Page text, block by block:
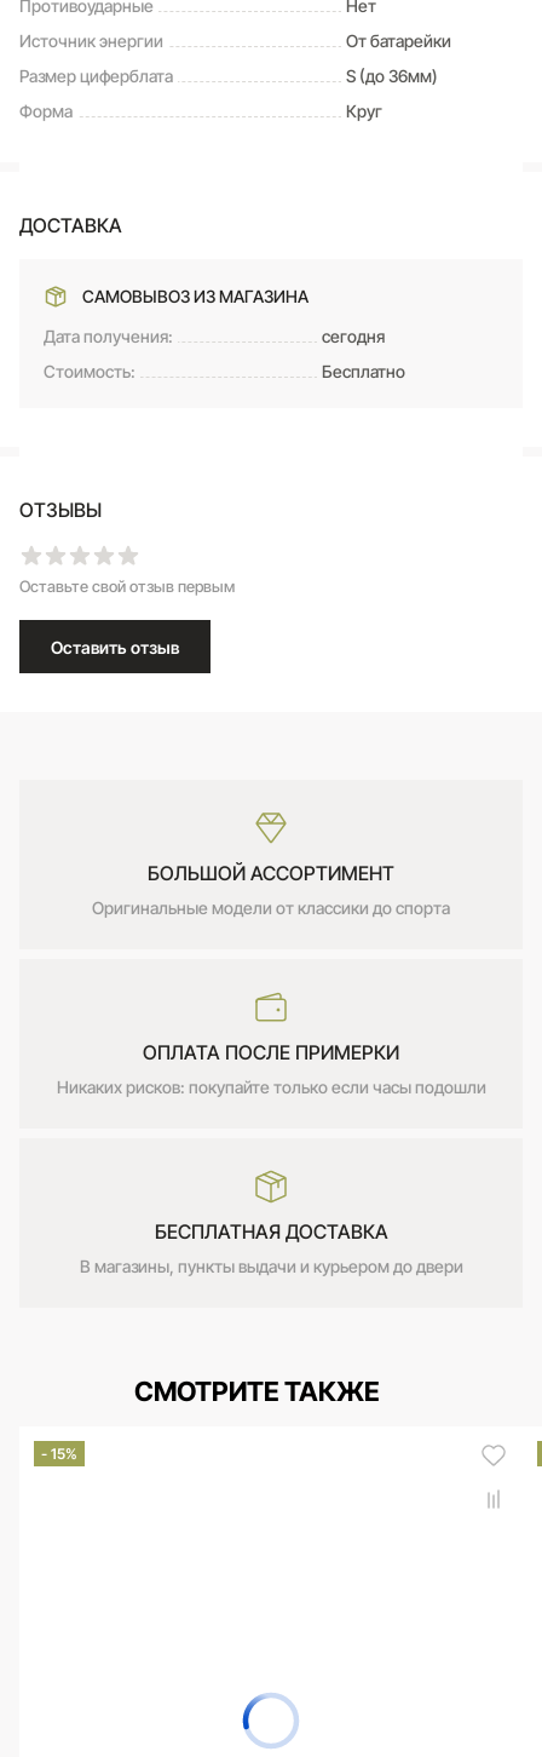
Противоударные
Нет
Источник энергии
От батарейки
Размер циферблата
S (до 36мм)
Форма
Круг
ДОСТАВКА
САМОВЫВОЗ ИЗ МАГАЗИНА
Дата получения:
сегодня
Стоимость:
Бесплатно
ОТЗЫВЫ
Оставьте свой отзыв первым
Оставить отзыв
БОЛЬШОЙ АССОРТИМЕНТ
Оригинальные модели от классики до спорта
ОПЛАТА ПОСЛЕ ПРИМЕРКИ
Никаких рисков: покупайте только если часы подошли
БЕСПЛАТНАЯ ДОСТАВКА
В магазины, пункты выдачи и курьером до двери
СМОТРИТЕ ТАКЖЕ
- 15%